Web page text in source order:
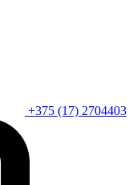
+375 (17) 2704403